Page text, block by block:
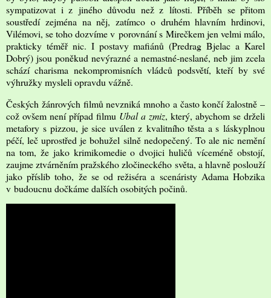
sympatizovat i z jiného důvodu než z lítosti. Příběh se přitom
soustředí zejména na něj, zatímco o druhém hlavním hrdinovi,
Vilémovi, se toho dozvíme v porovnání s Mirečkem jen velmi málo,
prakticky téměř nic. I postavy mafiánů (Predrag Bjelac a Karel
Dobrý) jsou poněkud nevýrazné a nemastné-neslané, neb jim zcela
schází charisma nekompromisních vládců podsvětí, kteří by své
výhružky mysleli opravdu vážně.
Českých žánrových filmů nevzniká mnoho a často končí žalostně –
což ovšem není případ filmu Ubal a zmiz, který, abychom se drželi
metafory s pizzou, je sice uválen z kvalitního těsta a s láskyplnou
péčí, leč uprostřed je bohužel silně nedopečený. To ale nic nemění
na tom, že jako krimikomedie o dvojici huličů víceméně obstojí,
zaujme ztvárněním pražského zločineckého světa, a hlavně poslouží
jako příslib toho, že se od režiséra a scenáristy Adama Hobzika
v budoucnu dočkáme dalších osobitých počinů.